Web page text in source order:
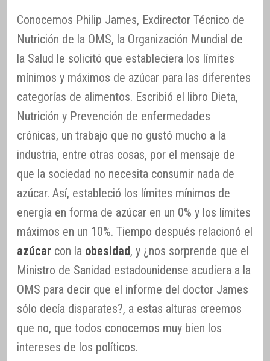
Conocemos Philip James, Exdirector Técnico de
Nutrición de la OMS, la Organización Mundial de
la Salud le solicitó que estableciera los límites
mínimos y máximos de azúcar para las diferentes
categorías de alimentos. Escribió el libro Dieta,
Nutrición y Prevención de enfermedades
crónicas, un trabajo que no gustó mucho a la
industria, entre otras cosas, por el mensaje de
que la sociedad no necesita consumir nada de
azúcar. Así, estableció los límites mínimos de
energía en forma de azúcar en un 0% y los límites
máximos en un 10%. Tiempo después relacionó el
azúcar con la obesidad, y ¿nos sorprende que el
Ministro de Sanidad estadounidense acudiera a la
OMS para decir que el informe del doctor James
sólo decía disparates?, a estas alturas creemos
que no, que todos conocemos muy bien los
intereses de los políticos.